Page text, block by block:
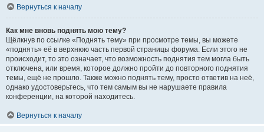
Вернуться к началу
Как мне вновь поднять мою тему?
Щёлкнув по ссылке «Поднять тему» при просмотре темы, вы можете
«поднять» её в верхнюю часть первой страницы форума. Если этого не
происходит, то это означает, что возможность поднятия тем могла быть
отключена, или время, которое должно пройти до повторного поднятия
темы, ещё не прошло. Также можно поднять тему, просто ответив на неё,
однако удостоверьтесь, что тем самым вы не нарушаете правила
конференции, на которой находитесь.
Вернуться к началу